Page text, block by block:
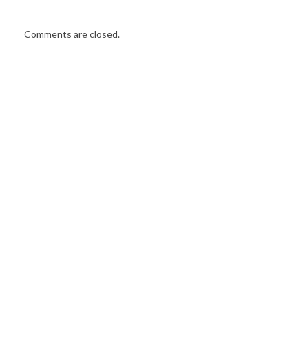
Comments are closed.